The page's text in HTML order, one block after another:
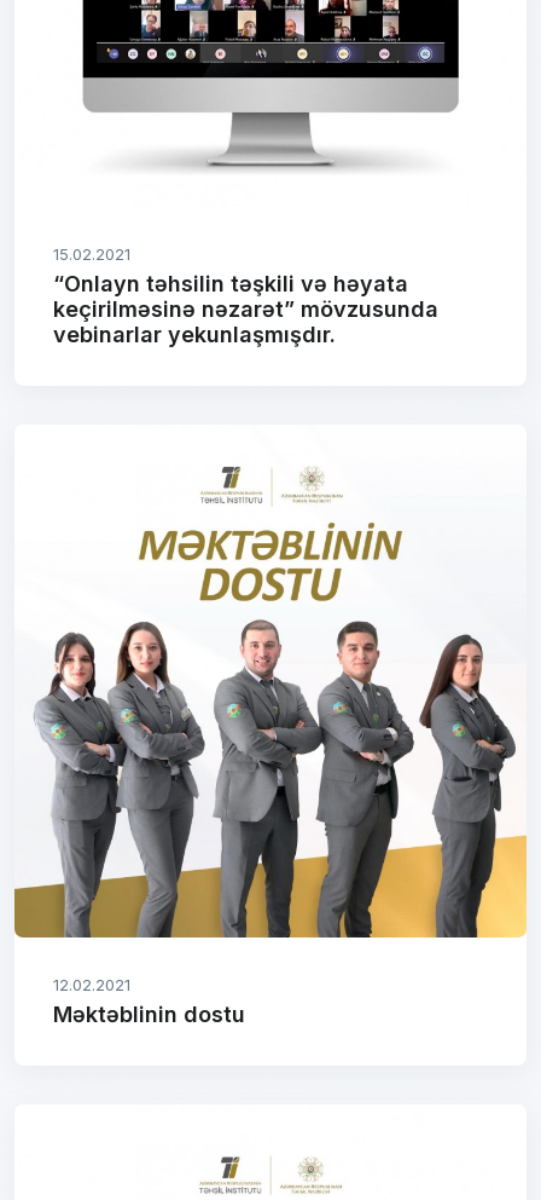
15.02.2021
“Onlayn təhsilin təşkili və həyata
keçirilməsinə nəzarət” mövzusunda
vebinarlar yekunlaşmışdır.
12.02.2021
Məktəblinin dostu